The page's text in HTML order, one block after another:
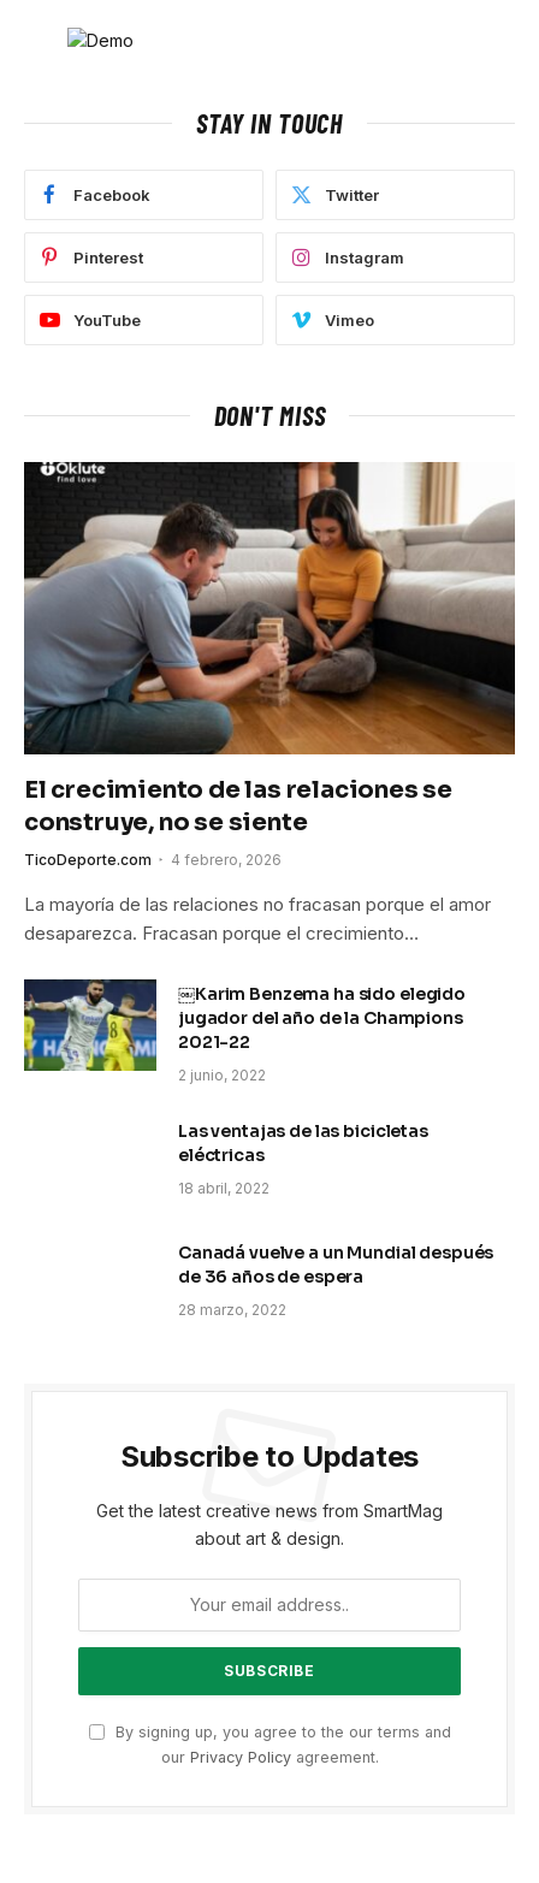
STAY IN TOUCH
Facebook Twitter
Pinterest Instagram
YouTube Vimeo
DON'T MISS
El crecimiento de las relaciones se
construye, no se siente
TicoDeporte.com 4 febrero, 2026
La mayoría de las relaciones no fracasan porque el amor
desaparezca. Fracasan porque el crecimiento…
￼Karim Benzema ha sido elegido
jugador del año de la Champions
2021-22
2 junio, 2022
Las ventajas de las bicicletas
eléctricas
18 abril, 2022
Canadá vuelve a un Mundial después
de 36 años de espera
28 marzo, 2022
Subscribe to Updates
Get the latest creative news from SmartMag
about art & design.
By signing up, you agree to the our terms and
our Privacy Policyagreement.